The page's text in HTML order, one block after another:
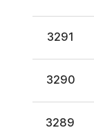
3291
3290
3289